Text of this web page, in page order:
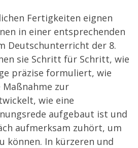
Fertigkeiten eignen
in einer entsprechenden
Deutschunterricht der 8.
sie Schritt für Schritt, wie
präzise formuliert, wie
zur
wie eine
aufgebaut ist und
aufmerksam zuhört, um
können. In kürzeren und